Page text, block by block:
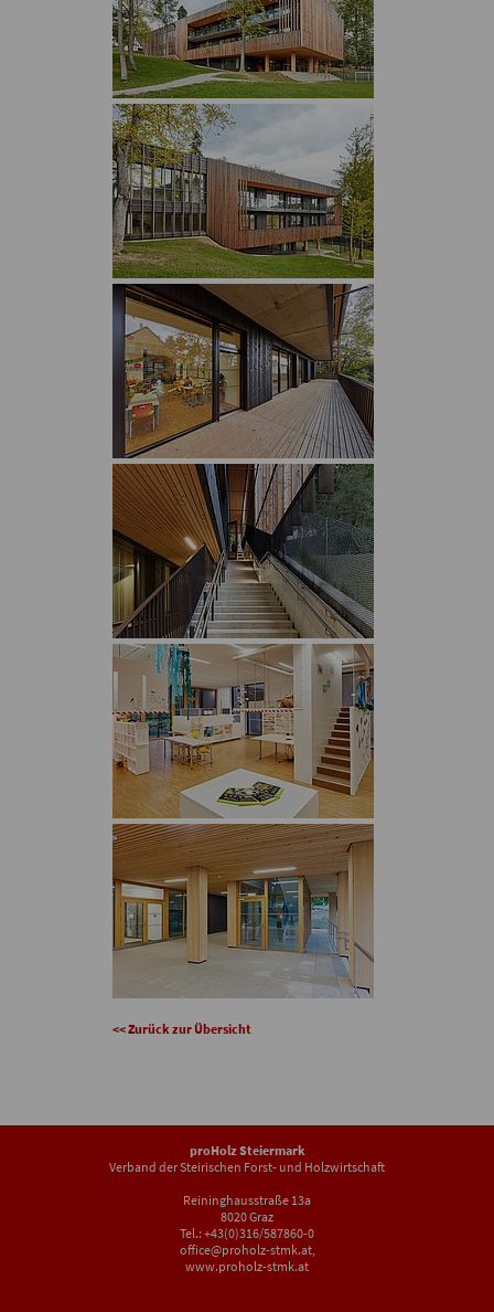
<< Zurück zur Übersicht
proHolz Steiermark
Verband der Steirischen Forst- und Holzwirtschaft
Reininghausstraße 13a
8020 Graz
Tel.: +43(0)316/587860-0
office@proholz-stmk.at,
www.proholz-stmk.at